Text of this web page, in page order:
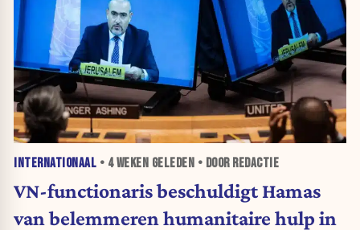
INTERNATIONAAL • 4 WEKEN GELEDEN • DOOR REDACTIE
VN-functionaris beschuldigt Hamas
van belemmeren humanitaire hulp in